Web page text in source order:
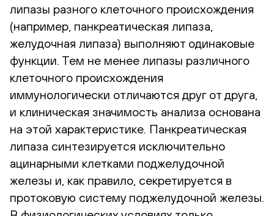
липазы разного клеточного происхождения
(например, панкреатическая липаза,
желудочная липаза) выполняют одинаковые
функции. Тем не менее липазы различного
клеточного происхождения
иммунологически отличаются друг от друга,
и клиническая значимость анализа основана
на этой характеристике. Панкреатическая
липаза синтезируется исключительно
ацинарными клетками поджелудочной
железы и, как правило, секретируется в
протоковую систему поджелудочной железы.